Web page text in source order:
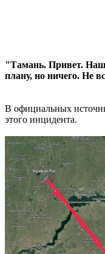
"Тамань. Привет.
плану, но ничего. Не
В официальных
этого инцидента.